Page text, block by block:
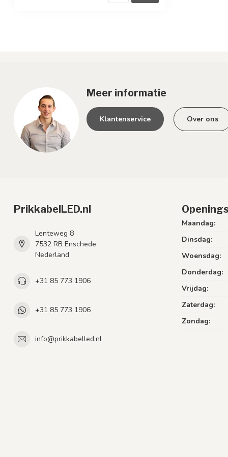
Meer informatie
Klantenservice Over ons
PrikkabelLED.nl
Lenteweg 8
7532 RB Enschede
Nederland
+31 85 773 1906
+31 85 773 1906
info@prikkabelled.nl
Maandag:
Dinsdag:
Woensdag:
Donderdag:
Vrijdag:
Zaterdag:
Zondag: